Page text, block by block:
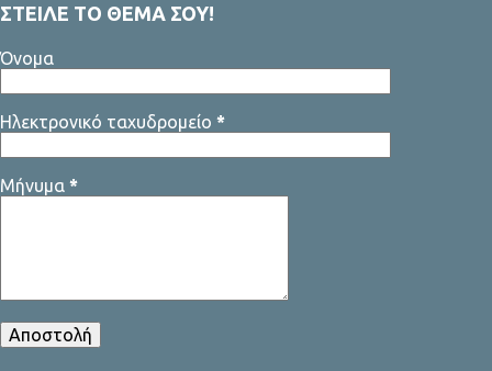
ΣΤΕΙΛΕ ΤΟ ΘΕΜΑ ΣΟΥ!
Όνομα
Ηλεκτρονικό ταχυδρομείο *
Μήνυμα *